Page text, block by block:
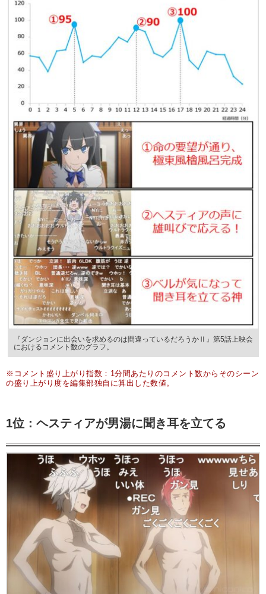
『ダンジョンに出会いを求めるのは間違っているだろうかⅡ』第5話上映会
におけるコメント数のグラフ。
※コメント盛り上がり指数：1分間あたりのコメント数からそのシーン
の盛り上がり度を編集部独自に算出した数値。
1位：ヘスティアが男湯に聞き耳を立てる